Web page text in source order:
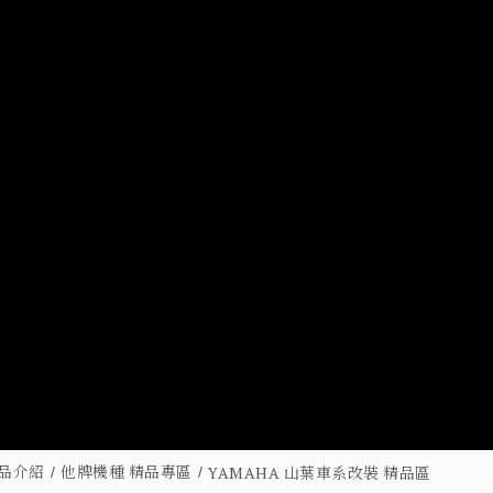
介紹 他牌機種 精品專區 YAMAHA 山葉車系改裝 精品區